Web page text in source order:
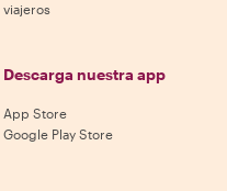
viajeros
Descarga nuestra app
App Store
Google Play Store